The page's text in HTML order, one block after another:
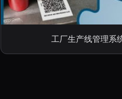
工厂生产线管理系